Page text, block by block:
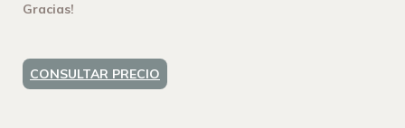
Gracias!
CONSULTAR PRECIO